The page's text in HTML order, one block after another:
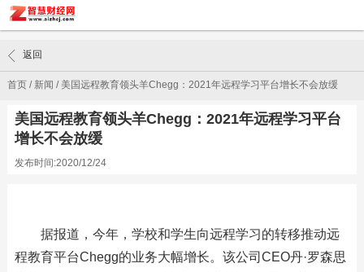
首页/ 新闻 /美国远程教育领头羊Chegg：2021年远程学习平台增长不会放缓
返回
美国远程教育领头羊Chegg：2021年远程学习平台
增长不会放缓
发布时间:2020/12/24
据报道，今年，学校和学生向远程学习的转移推动远
程教育平台Chegg的业务大幅增长。该公司CEO丹·罗森思